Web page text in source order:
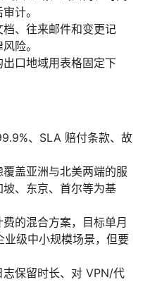
计。
、往来邮件和变更记
险。
口地域用表格固定下
、SLA 赔付条款、故
盖亚洲与北美两端的服
、东京、首尔等为基
的混合方案，目标单月
级中小规模场景，但要
保留时长、对 VPN/代